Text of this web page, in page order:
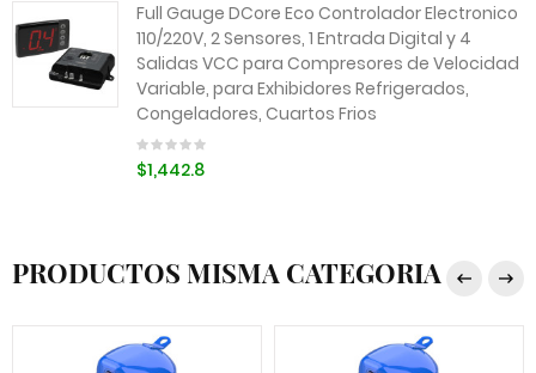
Full Gauge DCore Eco Controlador Electronico
110/220V, 2 Sensores, 1 Entrada Digital y 4
Salidas VCC para Compresores de Velocidad
Variable, para Exhibidores Refrigerados,
Congeladores, Cuartos Frios
$1,442.8
PRODUCTOS MISMA CATEGORIA